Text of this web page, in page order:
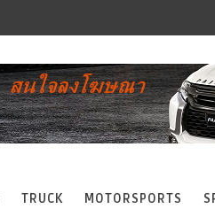
TRUCK MOTORSPORTS